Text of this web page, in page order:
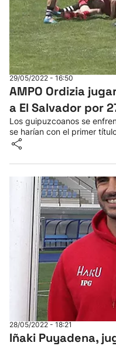
29/05/2022 - 16:50
AMPO Ordizia
a El Salvador por
Los guipuzcoanos se
se harían con el primer
28/05/2022 - 18:21
Iñaki Puyadena,